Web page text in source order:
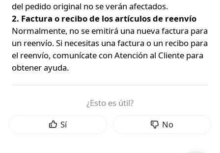
del pedido original no se verán afectados.
2. Factura o recibo de los artículos de reenvío
Normalmente, no se emitirá una nueva factura para
un reenvío. Si necesitas una factura o un recibo para
el reenvío, comunícate con Atención al Cliente para
obtener ayuda.
¿Esto es útil?
Sí
No